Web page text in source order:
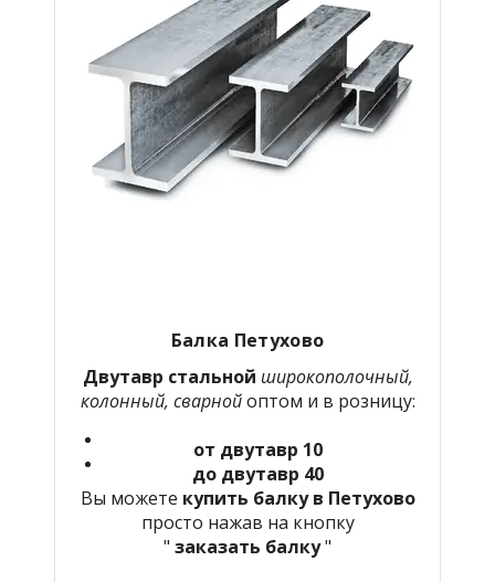
Балка Петухово
Двутавр стальной широкополочный,
колонный, сварнойоптом и в розницу:
от двутавр 10
до двутавр 40
Вы можете купить балку в Петухово
просто нажав на кнопку
" заказать балку"